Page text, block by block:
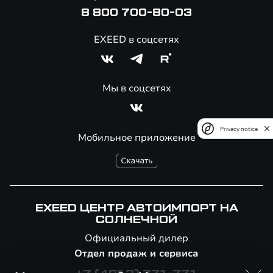
Мобильное приложение
8 800 700-80-03
EXEED в соцсетях
Мы в соцсетях
EXEED ЦЕНТР АВТОИМПОРТ НА
СОЛНЕЧНОЙ
Официальный дилер
Отдел продаж и сервиса
Privacy notice